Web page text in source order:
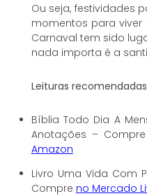
Ou seja, festividades
momentos para viver
Carnaval tem sido
nada importa é a
Leituras
Bíblia Todo Dia A
Anotações – Compre
Amazon
Livro Uma Vida Com
Compre no Mercado